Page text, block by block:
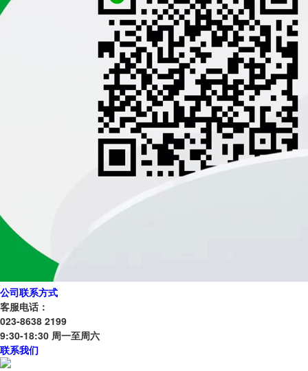
公司联系方式
客服电话：
023-8638 2199
9:30-18:30 周一至周六
联系我们